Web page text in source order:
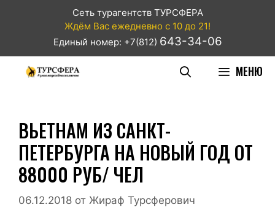
Сеть турагентств ТУРСФЕРА
Ждём Вас ежедневно с 10 до 21!
Единый номер: +7(812) 643-34-06
МЕНЮ
ВЬЕТНАМ ИЗ САНКТ-
ПЕТЕРБУРГА НА НОВЫЙ ГОД ОТ
88000 РУБ/ ЧЕЛ
06.12.2018 от Жираф Турсферович